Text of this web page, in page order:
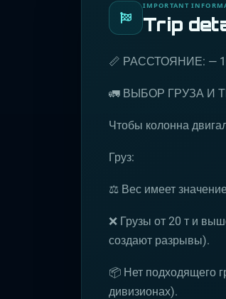
IMPORTANT
Trip
📏 РАССТОЯНИЕ: —
🚛 ВЫБОР ГРУЗА И
Чтобы колонна
Груз:
⚖️ Вес имеет
❌ Грузы от 20 т и
создают разрывы).
📦 Нет подходящего
дивизионах).